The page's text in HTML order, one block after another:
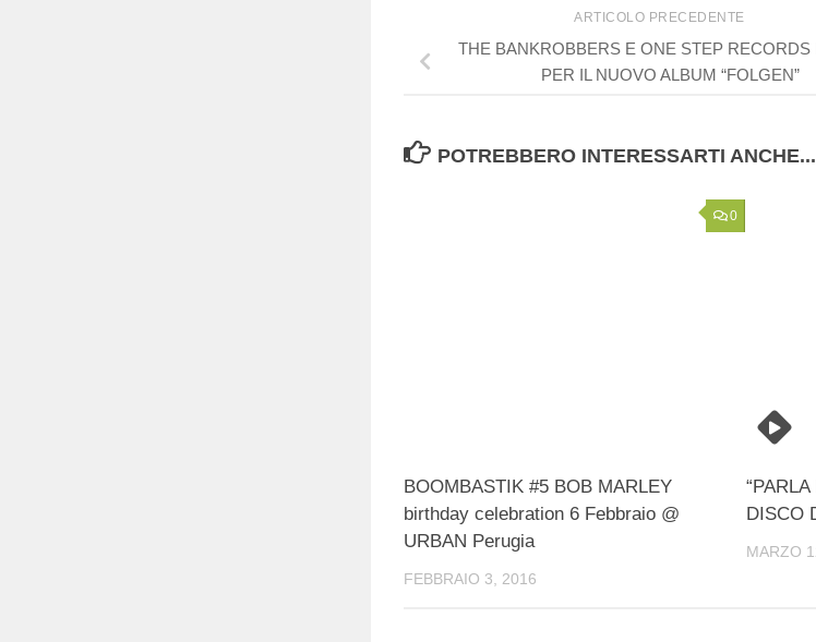
ARTICOLO PRECEDENTE
THE BANKROBBERS E ONE STEP RECORDS
PER IL NUOVO ALBUM “FOLGEN”
POTREBBERO INTERESSARTI ANCHE...
0
BOOMBASTIK #5 BOB MARLEY
birthday celebration 6 Febbraio @
URBAN Perugia
FEBBRAIO 3, 2016
DISCO
MARZO